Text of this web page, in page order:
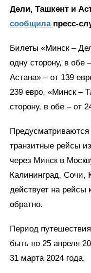
Дели, Ташкент и
сообщила пресс-
Билеты «Минск –
одну сторону, в обе
Астана» – от 139
239 евро, «Минск –
сторону, в обе – от
транзитные рейсы
через Минск в
Калининград, Сочи,
действует на рейсы
обратно.
Период
быть по 25 апреля
31 марта 2024 года.